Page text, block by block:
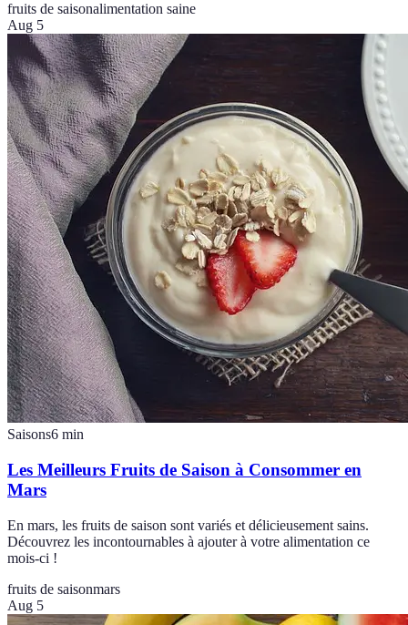
fruits de saisonalimentation saine
Aug 5
Saisons6 min
Les Meilleurs Fruits de Saison à Consommer en
Mars
En mars, les fruits de saison sont variés et délicieusement sains.
Découvrez les incontournables à ajouter à votre alimentation ce
mois-ci !
fruits de saisonmars
Aug 5